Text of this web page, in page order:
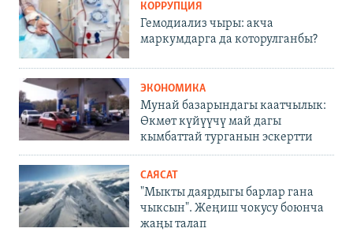
КОРРУПЦИЯ
Гемодиализ чыры: акча
маркумдарга да которулганбы?
ЭКОНОМИКА
Мунай базарындагы каатчылык:
Өкмөт күйүүчү май дагы
кымбаттай турганын эскертти
САЯСАТ
"Мыкты даярдыгы барлар гана
чыксын". Жеңиш чокусу боюнча
жаңы талап